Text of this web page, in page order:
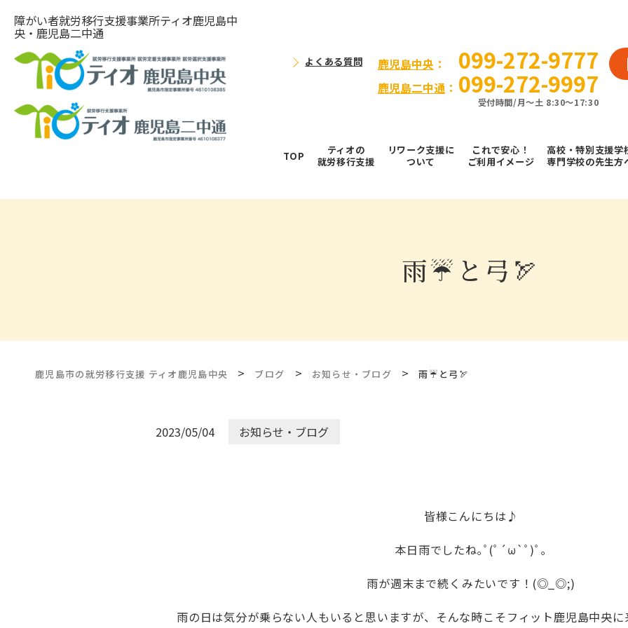
障がい者就労移⾏⽀援事業所ティオ⿅児島中
央・鹿児島二中通
よくある質問 ⿅児島中央 ： 099-272-9777
鹿児島二中通： 099-272-9997
受付時間/⽉〜⼟ 8:30～17:30
TOP
ティオの
就労移⾏⽀援
リワーク支援に
ついて
これで安⼼！
ご利⽤イメージ
高校・特別支援学
専門学校の先生方
雨☔️と弓🏹
鹿児島市の就労移行支援 ティオ鹿児島中央 > ブログ > お知らせ・ブログ > 雨☔️と弓🏹
2023/05/04 お知らせ・ブログ
皆様こんにちは♪
本日雨でしたね｡ﾟ(ﾟ´ω`ﾟ)ﾟ｡
雨が週末まで続くみたいです！(◎_◎;)
雨の日は気分が乗らない人もいると思いますが、そんな時こそフィット鹿児島中央